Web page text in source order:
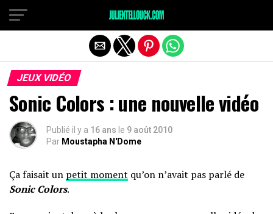
JEUX VIDÉO
Sonic Colors : une nouvelle vidéo
Publié il y a 16 ans le 9 août 2010
Par Moustapha N'Dome
Ça faisait un petit moment qu’on n’avait pas parlé de
Sonic Colors.